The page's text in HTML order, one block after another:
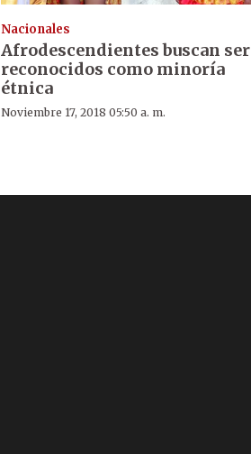
Nacionales
Afrodescendientes buscan ser
reconocidos como minoría
étnica
Noviembre 17, 2018 05:50 a. m.